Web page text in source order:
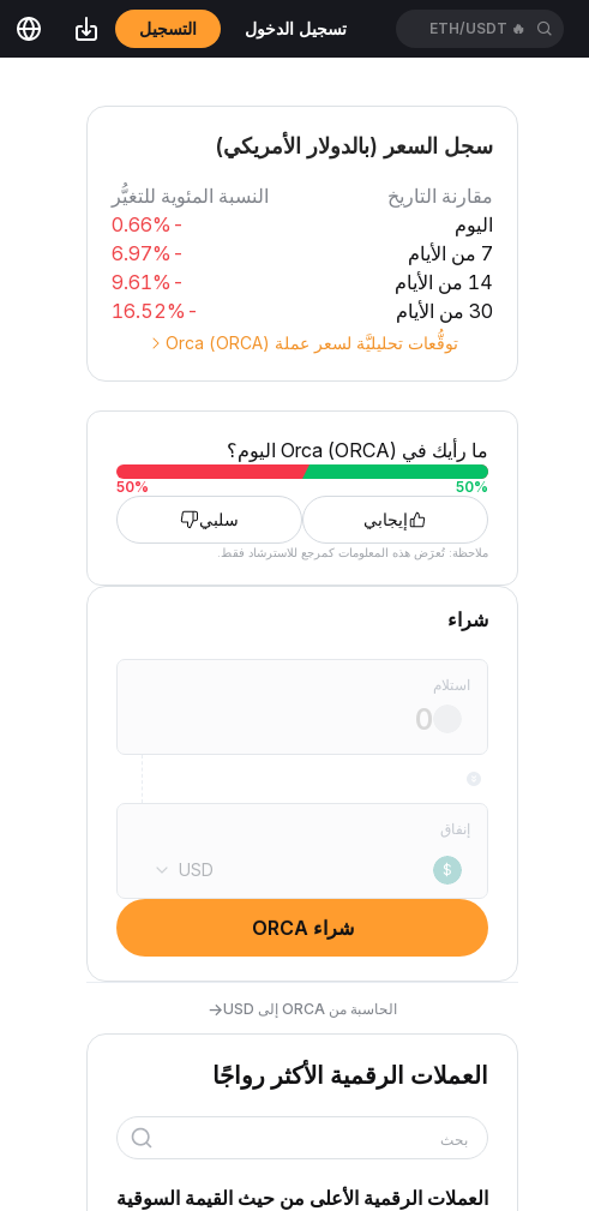
تسجيل الدخول التسجيل
سجل السعر (بالدولار الأمريكي)
مقارنة التاريخ
النسبة المئوية للتغيُّر
اليوم
-0.66%
7 من الأيام
-6.97%
14 من الأيام
-9.61%
30 من الأيام
-16.52%
توقُّعات تحليليَّة لسعر عملة Orca (ORCA)
ما رأيك في Orca (ORCA) اليوم؟
50%
50%
إيجابي سلبي
ملاحظة: تُعرَض هذه المعلومات كمرجع للاسترشاد فقط.
شراء
استلام
إنفاق
$
USD
شراء ORCA
الحاسبة من ORCA إلى USD →
العملات الرقمية الأكثر رواجًا
بحث
العملات الرقمية الأعلى من حيث القيمة السوقية